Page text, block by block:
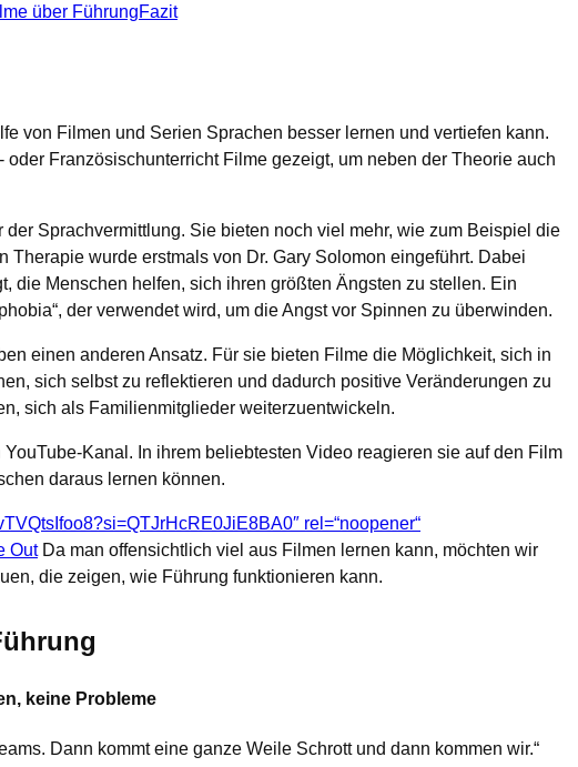
über FührungFazit
von Filmen und Serien Sprachen besser lernen und vertiefen kann.
Französischunterricht Filme gezeigt, um neben der Theorie auch
Sprachvermittlung. Sie bieten noch viel mehr, wie zum Beispiel die
Therapie wurde erstmals von Dr. Gary Solomon eingeführt. Dabei
die Menschen helfen, sich ihren größten Ängsten zu stellen. Ein
der verwendet wird, um die Angst vor Spinnen zu überwinden.
einen anderen Ansatz. Für sie bieten Filme die Möglichkeit, sich in
sich selbst zu reflektieren und dadurch positive Veränderungen zu
sich als Familienmitglieder weiterzuentwickeln.
Kanal. In ihrem beliebtesten Video reagieren sie auf den Film
daraus lernen können.
rel=“noopener“
OutDa man offensichtlich viel aus Filmen lernen kann, möchten wir
die zeigen, wie Führung funktionieren kann.
keine Probleme
Dann kommt eine ganze Weile Schrott und dann kommen wir.“